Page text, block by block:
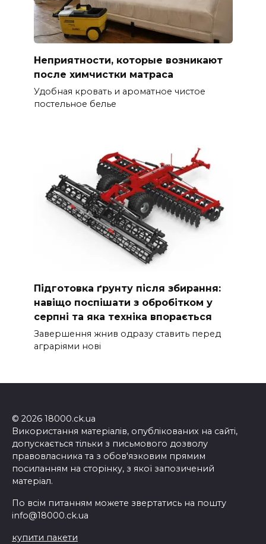
Неприятности, которые возникают
после химчистки матраса
Удобная кровать и ароматное чистое
постельное белье
Підготовка ґрунту після збирання:
навіщо поспішати з обробітком у
серпні та яка техніка впорається
Завершення жнив одразу ставить перед
аграріями нові
© 2026 18000.ck.ua
Використання матеріалів, опублікованих на сайті,
допускається тільки з письмового дозволу
правовласника та з обов'язковим прямим
посиланням на сторінку, з якої запозичений
матеріал.
По всім питанням можете звертатись на пошту
info@18000.ck.ua
купити пакети